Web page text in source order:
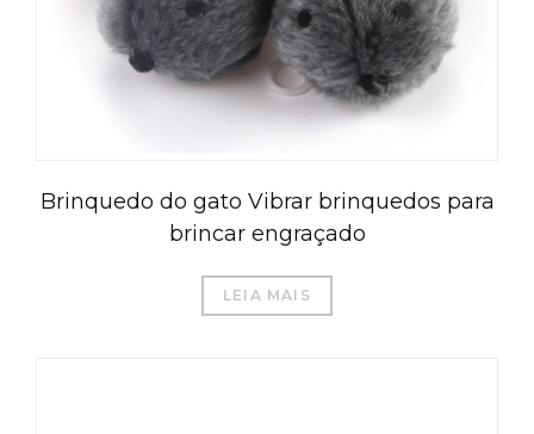
Brinquedo do gato Vibrar brinquedos para
brincar engraçado
LEIA MAIS